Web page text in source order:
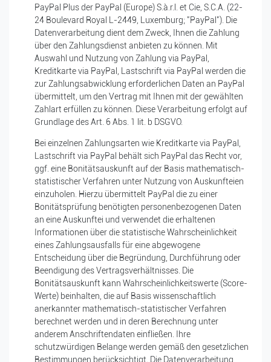
PayPal Plus der PayPal (Europe) S.à.r.l. et Cie, S.C.A. (22-
24 Boulevard Royal L-2449, Luxemburg; "PayPal"). Die
Datenverarbeitung dient dem Zweck, Ihnen die Zahlung
über den Zahlungsdienst anbieten zu können. Mit
Auswahl und Nutzung von Zahlung via PayPal,
Kreditkarte via PayPal, Lastschrift via PayPal werden die
zur Zahlungsabwicklung erforderlichen Daten an PayPal
übermittelt, um den Vertrag mit Ihnen mit der gewählten
Zahlart erfüllen zu können. Diese Verarbeitung erfolgt auf
Grundlage des Art. 6 Abs. 1 lit. b DSGVO.
Bei einzelnen Zahlungsarten wie Kreditkarte via PayPal,
Lastschrift via PayPal behält sich PayPal das Recht vor,
ggf. eine Bonitätsauskunft auf der Basis mathematisch-
statistischer Verfahren unter Nutzung von Auskunfteien
einzuholen. Hierzu übermittelt PayPal die zu einer
Bonitätsprüfung benötigten personenbezogenen Daten
an eine Auskunftei und verwendet die erhaltenen
Informationen über die statistische Wahrscheinlichkeit
eines Zahlungsausfalls für eine abgewogene
Entscheidung über die Begründung, Durchführung oder
Beendigung des Vertragsverhältnisses. Die
Bonitätsauskunft kann Wahrscheinlichkeitswerte (Score-
Werte) beinhalten, die auf Basis wissenschaftlich
anerkannter mathematisch-statistischer Verfahren
berechnet werden und in deren Berechnung unter
anderem Anschriftendaten einfließen. Ihre
schutzwürdigen Belange werden gemäß den gesetzlichen
Bestimmungen berücksichtigt. Die Datenverarbeitung